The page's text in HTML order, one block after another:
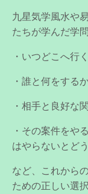
九星気学風水や
たちが学んだ学
・いつどこへ行
・誰と何をする
・相手と良好な
・その案件をや
はやらないとど
など、これから
ための正しい選